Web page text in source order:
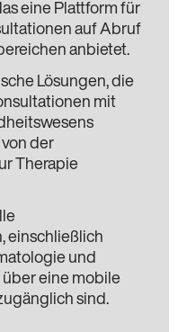
eine Plattform für
auf Abruf
anbietet.
Lösungen, die
mit
der
Therapie
einschließlich
und
eine mobile
sind.